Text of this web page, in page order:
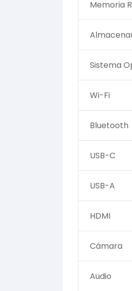
Memoria
Sistema
Wi-Fi
Bluetooth
USB-C
USB-A
HDMI
Cámara
Audio